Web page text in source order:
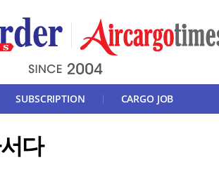
SUBSCRIPTION CARGO JOB
다